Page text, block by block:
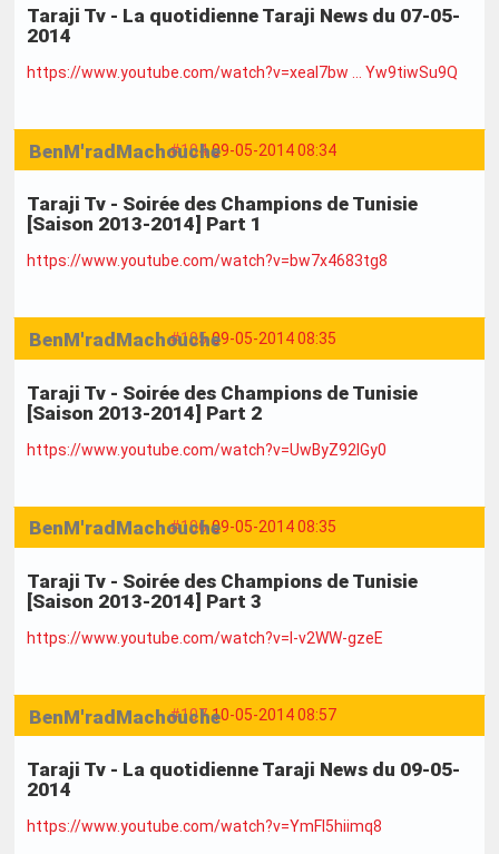
Taraji Tv - La quotidienne Taraji News du 07-05-
2014
https://www.youtube.com/watch?v=xeaI7bw … Yw9tiwSu9Q
#104 09-05-2014 08:34
BenM'radMachouche
Taraji Tv - Soirée des Champions de Tunisie
[Saison 2013-2014] Part 1
https://www.youtube.com/watch?v=bw7x4683tg8
#105 09-05-2014 08:35
BenM'radMachouche
Taraji Tv - Soirée des Champions de Tunisie
[Saison 2013-2014] Part 2
https://www.youtube.com/watch?v=UwByZ92IGy0
#106 09-05-2014 08:35
BenM'radMachouche
Taraji Tv - Soirée des Champions de Tunisie
[Saison 2013-2014] Part 3
https://www.youtube.com/watch?v=I-v2WW-gzeE
#107 10-05-2014 08:57
BenM'radMachouche
Taraji Tv - La quotidienne Taraji News du 09-05-
2014
https://www.youtube.com/watch?v=YmFl5hiimq8